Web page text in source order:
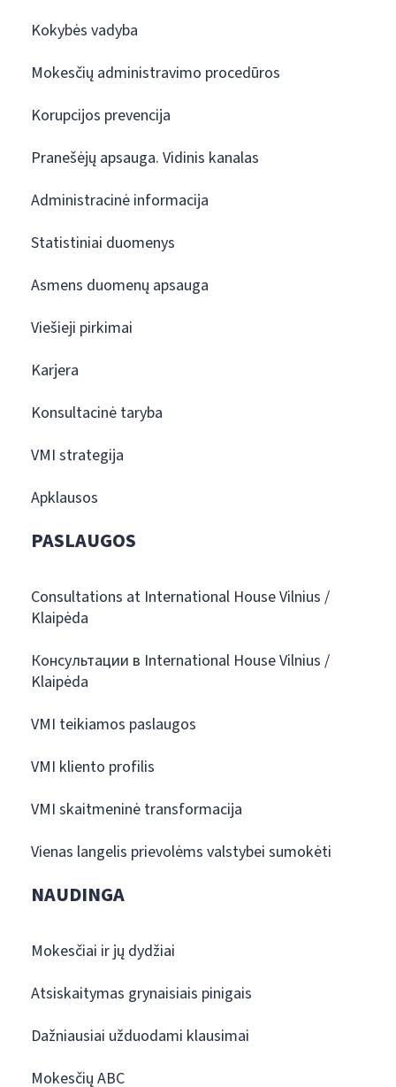
Kokybės vadyba
Mokesčių administravimo procedūros
Korupcijos prevencija
Pranešėjų apsauga. Vidinis kanalas
Administracinė informacija
Statistiniai duomenys
Asmens duomenų apsauga
Viešieji pirkimai
Karjera
Konsultacinė taryba
VMI strategija
Apklausos
PASLAUGOS
Consultations at International House Vilnius /
Klaipėda
Консультации в International House Vilnius /
Klaipėda
VMI teikiamos paslaugos
VMI kliento profilis
VMI skaitmeninė transformacija
Vienas langelis prievolėms valstybei sumokėti
NAUDINGA
Mokesčiai ir jų dydžiai
Atsiskaitymas grynaisiais pinigais
Dažniausiai užduodami klausimai
Mokesčių ABC